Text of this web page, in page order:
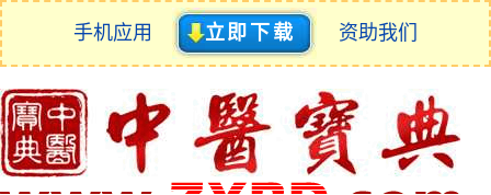
手机应用 立即下载 资助我们